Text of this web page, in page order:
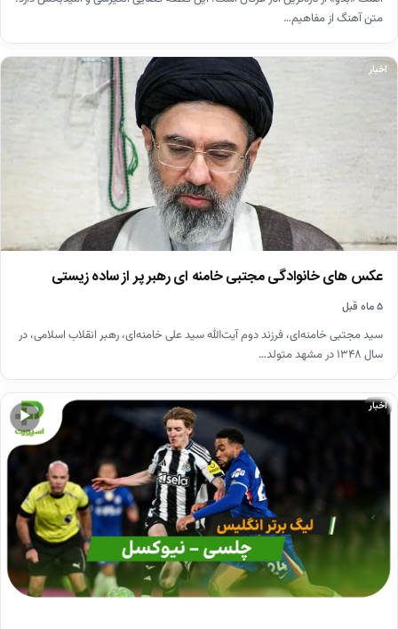
متن آهنگ از مفاهیم…
اخبار
عکس های خانوادگی مجتبی خامنه ای رهبر پر از ساده زیستی
۵ ماه قبل
سید مجتبی خامنه‌ای، فرزند دوم آیت‌الله سید علی خامنه‌ای، رهبر انقلاب اسلامی، در
سال ۱۳۴۸ در مشهد متولد…
▶
اخبار